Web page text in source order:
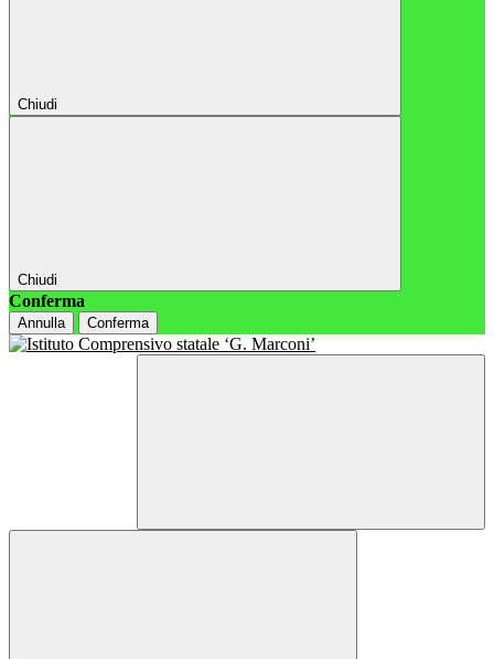
Chiudi
Chiudi
Conferma
Annulla Conferma